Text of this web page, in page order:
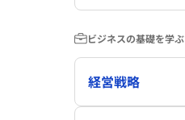
ビジネスの基礎を学ぶ
経営戦略